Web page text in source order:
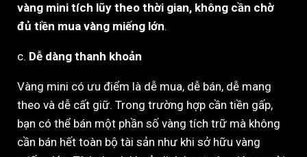
vàng mini tích lũy theo thời gian, không cần chờ
đủ tiền mua vàng miếng lớn.
c. Dễ dàng thanh khoản
Vàng mini có ưu điểm là dễ mua, dễ bán, dễ mang
theo và dễ cất giữ. Trong trường hợp cần tiền gấp,
bạn có thể bán một phần số vàng tích trữ mà không
cần bán hết toàn bộ tài sản như khi sở hữu vàng